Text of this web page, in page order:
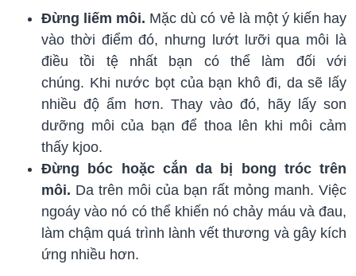
Đừng liếm môi. Mặc dù có vẻ là một ý kiến ​​hay
vào thời điểm đó, nhưng lướt lưỡi qua môi là
điều tồi tệ nhất bạn có thể làm đối với
chúng. Khi nước bọt của bạn khô đi, da sẽ lấy
nhiều độ ẩm hơn. Thay vào đó, hãy lấy son
dưỡng môi của bạn để thoa lên khi môi cảm
thấy kjoo.
Đừng bóc hoặc cắn da bị bong tróc trên
môi. Da trên môi của bạn rất mỏng manh. Việc
ngoáy vào nó có thể khiến nó chảy máu và đau,
làm chậm quá trình lành vết thương và gây kích
ứng nhiều hơn.